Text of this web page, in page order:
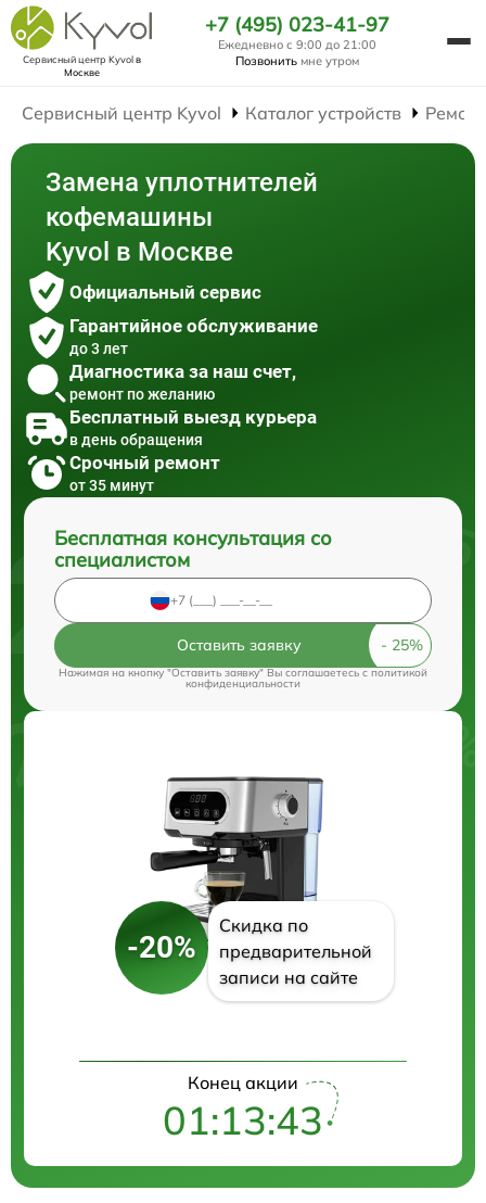
Сервисный центр Kyvolв
Москве
+7 (495) 023-41-97
Ежедневно с 9:00 до 21:00
Позвонить мне утром
Сервисный центр Kyvol Каталог устройств
Замена уплотнителей
кофемашины
Kyvol в Москве
Официальный сервис
Гарантийное обслуживание
до 3 лет
Диагностика за наш счет,
ремонт по желанию
Бесплатный выезд курьера
в день обращения
Срочный ремонт
от 35 минут
Бесплатная консультация со
специалистом
Оставить заявку
Нажимая на кнопку "Оставить заявку" Вы соглашаетесь cполитикой
конфиденциальности
-20%
Скидка по
предварительной
записи на сайте
Конец акции
01:13:43